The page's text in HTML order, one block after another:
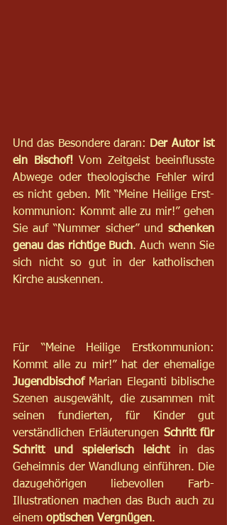
Und das Besondere daran:
Der Autor ist
ein Bischof! Vom Zeitgeist beeinflusste
Abwege oder theologische Fehler wird
es nicht geben. Mit “Meine Heilige Erst-
kommunion: Kommt alle zu mir!” gehen
Sie auf “Nummer sicher” und schenken
genau das richtige Buch. Auch wenn Sie
sich nicht so gut in der katholischen
Kirche auskennen.
Für “Meine Heilige Erstkommunion:
Jugendbischof Marian Eleganti biblische
Szenen ausgewählt, die zusammen mit
seinen fundierten, für Kinder gut
verständlichen Erläuterungen Schritt für
Schritt und spielerisch leicht in das
Geheimnis der Wandlung einführen. Die
dazugehörigen liebevollen Farb-
Illustrationen machen das Buch auch zu
einem optischen Vergnügen.